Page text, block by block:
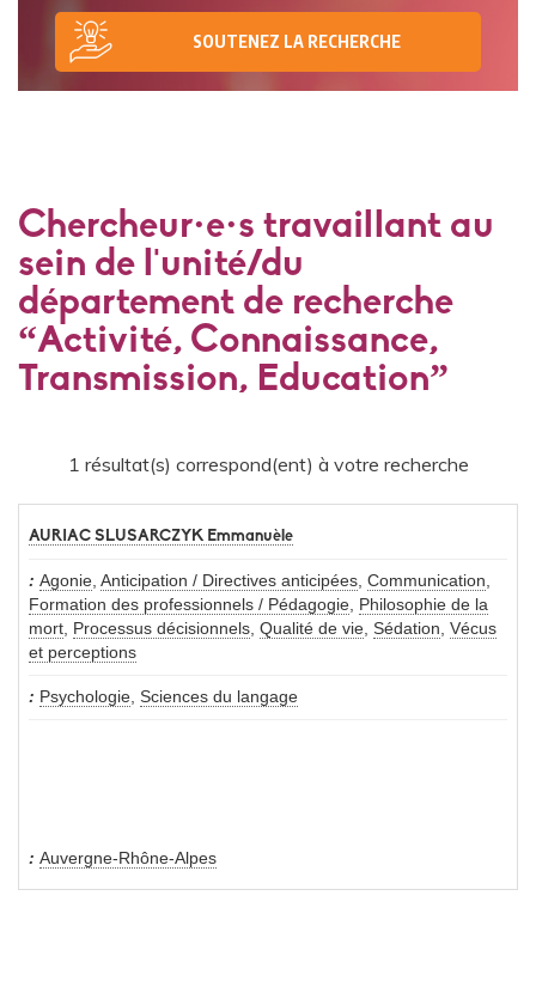
SOUTENEZ LA RECHERCHE
Chercheur·e·s travaillant au
sein de l'unité/du
département de recherche
“Activité, Connaissance,
Transmission, Education”
1 résultat(s) correspond(ent) à votre recherche
AURIAC SLUSARCZYK Emmanuèle
Agonie Anticipation / Directives anticipées Communication
Formation des professionnels / Pédagogie Philosophie de la
mort Processus décisionnels Qualité de vie Sédation Vécus
et perceptions
Psychologie Sciences du langage
Auvergne-Rhône-Alpes